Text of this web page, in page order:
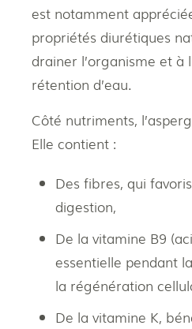
est notamment
propriétés diurétiques
drainer l’organisme et à
rétention d’eau.
Côté nutriments,
Elle contient :
Des fibres, qui
digestion,
De la vitamine B9
essentielle pendant
la régénération
De la vitamine K,